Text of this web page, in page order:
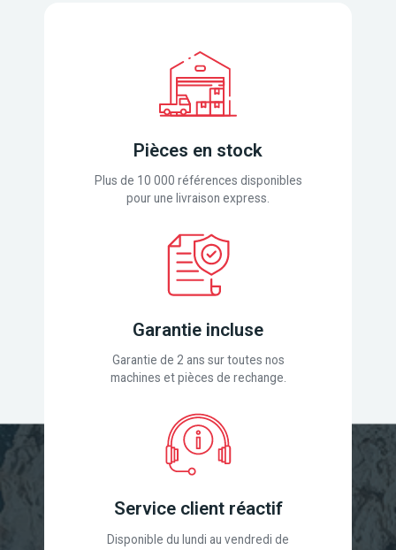
Pièces en stock
Plus de 10 000 références disponibles
pour une livraison express.
Garantie incluse
Garantie de 2 ans sur toutes nos
machines et pièces de rechange.
Service client réactif
Disponible du lundi au vendredi de